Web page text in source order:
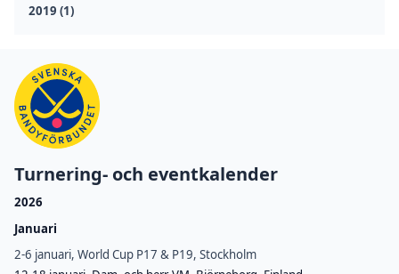
2019 (1)
Turnering- och eventkalender
2026
Januari
2-6 januari, World Cup P17 & P19, Stockholm